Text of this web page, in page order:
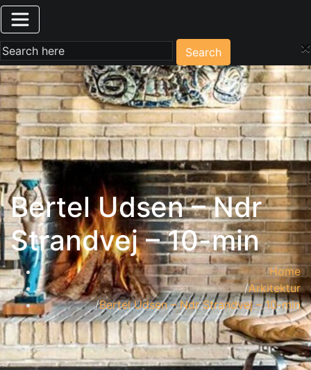
×
Search
Bertel Udsen – Ndr
Strandvej – 10-min
Home
Arkitektur
Bertel Udsen – Ndr Strandvej – 10-min